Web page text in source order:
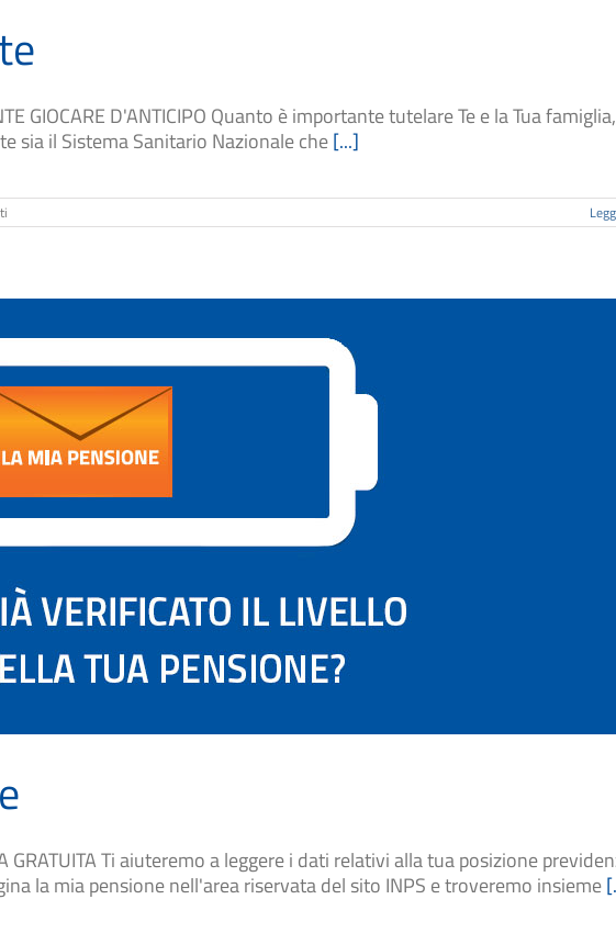
GIOCARE D'ANTICIPO Quanto è importante tutelare Te e la Tua
sia il Sistema Sanitario Nazionale che[...]
Realmente
GRATUITA Ti aiuteremo a leggere i dati relativi alla tua posizione
la mia pensione nell'area riservata del sito INPS e troveremo insieme